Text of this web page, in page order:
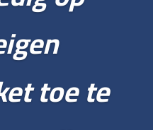
toe te